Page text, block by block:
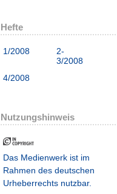
Hefte
1/2008
2-
3/2008
4/2008
Nutzungshinweis
Das Medienwerk ist im
Rahmen des deutschen
Urheberrechts nutzbar.